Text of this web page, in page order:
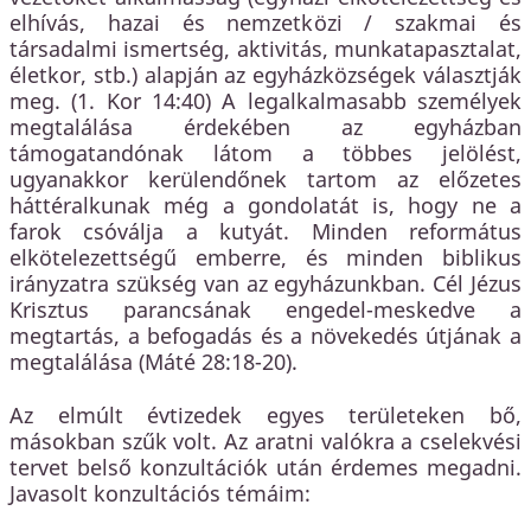
elhívás, hazai és nemzetközi / szakmai és
társadalmi ismertség, aktivitás, munkatapasztalat,
életkor, stb.) alapján az egyházközségek választják
meg. (1. Kor 14:40) A legalkalmasabb személyek
megtalálása érdekében az egyházban
támogatandónak látom a többes jelölést,
ugyanakkor kerülendőnek tartom az előzetes
háttéralkunak még a gondolatát is, hogy ne a
farok csóválja a kutyát. Minden református
elkötelezettségű emberre, és minden biblikus
irányzatra szükség van az egyházunkban. Cél Jézus
Krisztus parancsának engedel-meskedve a
megtartás, a befogadás és a növekedés útjának a
megtalálása (Máté 28:18-20).
Az elmúlt évtizedek egyes területeken bő,
másokban szűk volt. Az aratni valókra a cselekvési
tervet belső konzultációk után érdemes megadni.
Javasolt konzultációs témáim: